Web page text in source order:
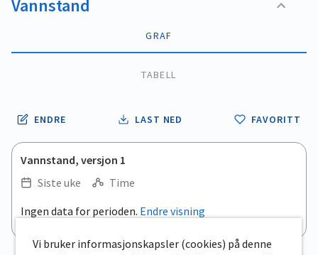
Vannstand
GRAF
TABELL
ENDRE LAST NED FAVORITT
Vannstand, versjon 1
Siste uke
Time
.
View as data table, .
Ingen data for perioden. Endre visning
Vi bruker informasjonskapsler (cookies) på denne